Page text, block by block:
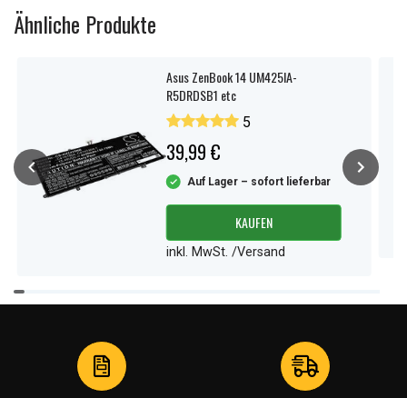
Ähnliche Produkte
Asus ZenBook 14 UM425IA-
R5DRDSB1 etc
5
39,99 €
Auf Lager – sofort lieferbar
KAUFEN
inkl. MwSt. /Versand
Item
1